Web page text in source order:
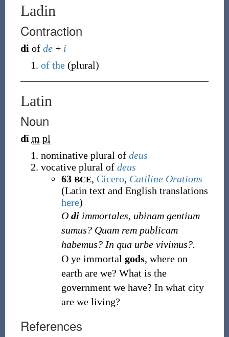
Ladin
Contraction
di of de+ i
of the (plural)
Latin
Noun
dī m pl
nominative plural of deus
vocative plural of deus
63 BCE, Cicero, Catiline Orations
(Latin text and English translations
here)
O diimmortales, ubinam gentium
sumus? Quam rem publicam
habemus? In qua urbe vivimus?.
O ye immortal gods, where on
earth are we? What is the
government we have? In what city
are we living?
References